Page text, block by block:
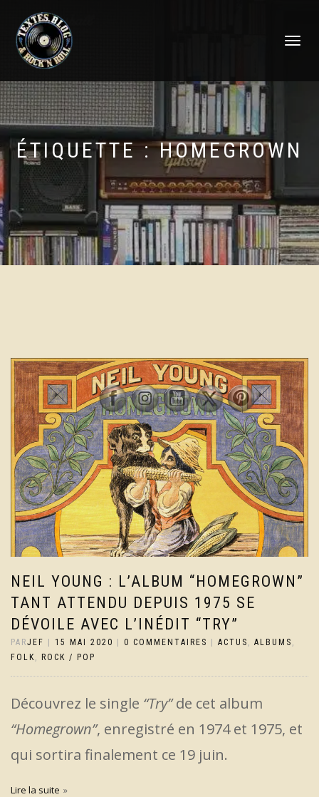
DÉPLIER
ÉTIQUETTE :HOMEGROWN
NEIL YOUNG : L’ALBUM “HOMEGROWN”
TANT ATTENDU DEPUIS 1975 SE
DÉVOILE AVEC L’INÉDIT “TRY”
PARJEF | 15 MAI 2020 | 0 COMMENTAIRES | ACTUS ALBUMS
FOLK
ROCK / POP
Découvrez le single “Try”de cet album
“Homegrown”, enregistré en 1974 et 1975, et
qui sortira finalement ce 19 juin.
Lire la suite